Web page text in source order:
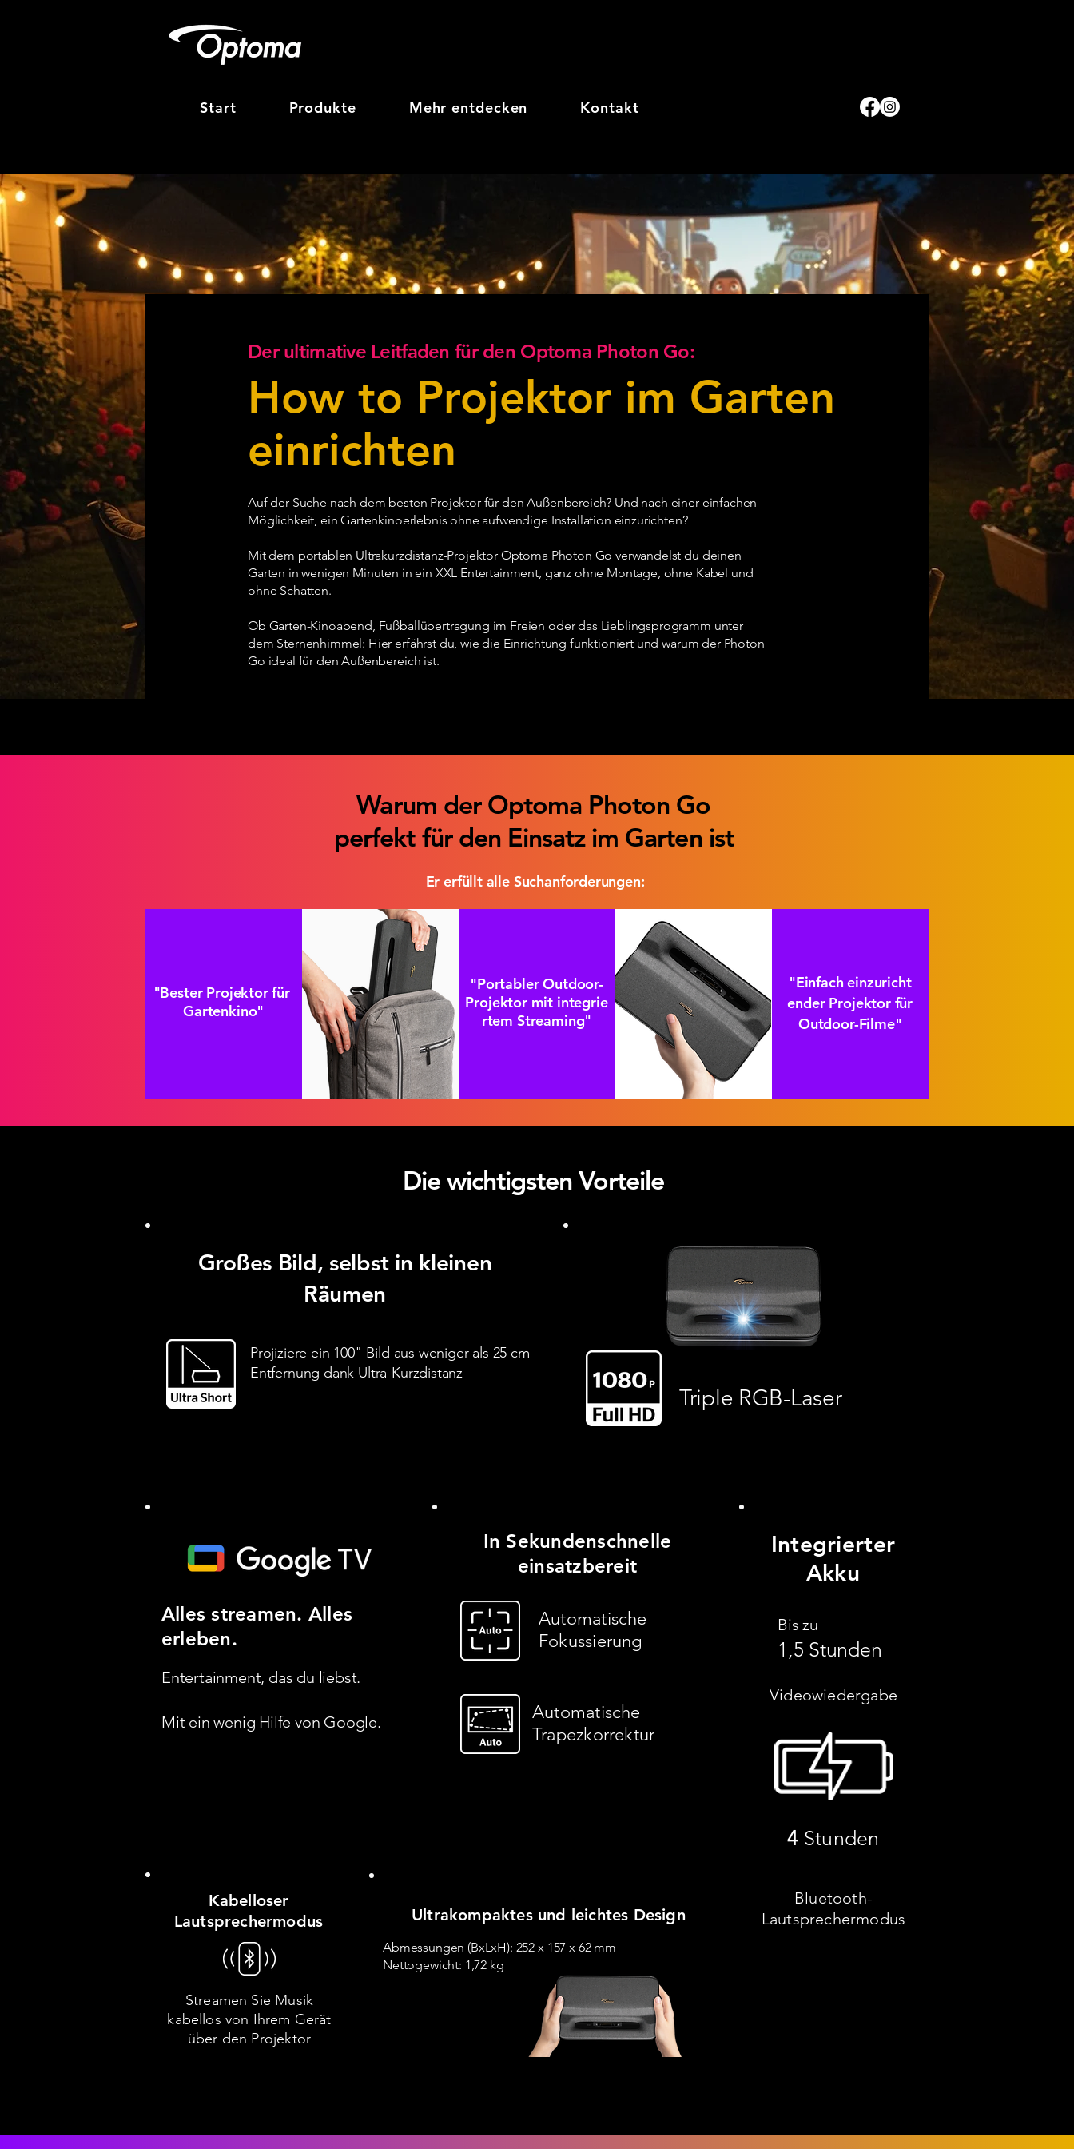
Start Produkte Mehr entdecken Kontakt
Der ultimative Leitfaden für den Optoma Photon Go:
How to Projektor im Garten
einrichten
Auf der Suche nach dem besten Projektor für den Außenbereich? Und nach einer einfachen
Möglichkeit, ein Gartenkinoerlebnis ohne aufwendige Installation einzurichten?
Mit dem portablen Ultrakurzdistanz-Projektor Optoma Photon Go verwandelst du deinen
Garten in wenigen Minuten in ein XXL Entertainment, ganz ohne Montage, ohne Kabel und
ohne Schatten.
Ob Garten-Kinoabend, Fußballübertragung im Freien oder das Lieblingsprogramm unter
dem Sternenhimmel: Hier erfährst du, wie die Einrichtung funktioniert und warum der Photon
Go ideal für den Außenbereich ist.
Warum der Optoma Photon Go
perfekt für den Einsatz im Garten ist
Er erfüllt alle Suchanforderungen:
"Bester Projektor für
Gartenkino"
"Portabler Outdoor-
Projektor mit integrie
rtem Streaming"
"Einfach einzuricht
ender Projektor für
Outdoor-Filme"
Die wichtigsten Vorteile
Großes Bild, selbst in kleinen
Räumen
Projiziere ein 100"-Bild aus weniger als 25 cm
Entfernung dank Ultra-Kurzdistanz
Triple RGB-Laser
Alles streamen. Alles
erleben.
Entertainment, das du liebst.
Mit ein wenig Hilfe von Google.​​​​​
In Sekundenschnelle
einsatzbereit
Automatische
Fokussierung
Automatische
Trapezkorrektur
Kabelloser
Lautsprechermodus
Streamen Sie Musik
kabellos von Ihrem Gerät
über den Projektor
Ultrakompaktes und leichtes Design
Abmessungen (BxLxH): 252 x 157 x 62 mm
Nettogewicht: 1,72 kg
Integrierter
Akku
Bis zu
1,5 Stunden
Videowiedergabe
4 Stunden
Bluetooth-
Lautsprechermodus